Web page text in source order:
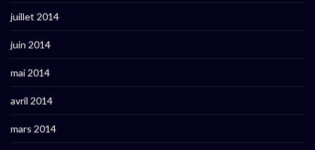
juillet 2014
juin 2014
mai 2014
avril 2014
mars 2014